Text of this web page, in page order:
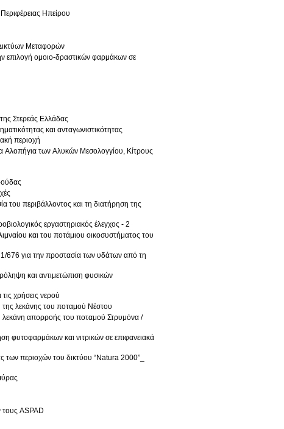
Ηπείρου
Δικτύων Μεταφορών
επιλογή ομοιο-δραστικών φαρμάκων σε
Στερεάς Ελλάδας
και ανταγωνιστικότητας
περιοχή
Αλοπήγια των Αλυκών Μεσολογγίου, Κίτρους
του περιβάλλοντος και τη διατήρηση της
εργαστηριακός έλεγχος - 2
και του ποτάμιου οικοσυστήματος του
676 για την προστασία των υδάτων από τη
και αντιμετώπιση φυσικών
χρήσεις νερού
της λεκάνης του ποταμού Νέστου
λεκάνη απορροής του ποταμού Στρυμόνα /
φυτοφαρμάκων και νιτρικών σε επιφανειακά
των περιοχών του δικτύου “Natura 2000”_
ASPAD